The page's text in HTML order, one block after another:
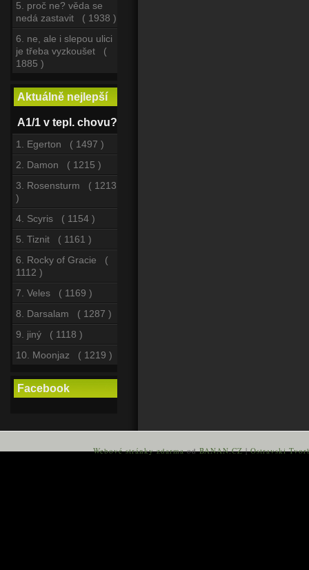
5. proč ne? věda se
nedá zastavit ( 1938 )
6. ne, ale i slepou ulici
je třeba vyzkoušet (
1885 )
Aktuálně nejlepší
A1/1 v tepl. chovu?
1. Egerton ( 1497 )
2. Damon ( 1215 )
3. Rosensturm ( 1213
)
4. Scyris ( 1154 )
5. Tiznit ( 1161 )
6. Rocky of Gracie (
1112 )
7. Veles ( 1169 )
8. Darsalam ( 1287 )
9. jiný ( 1118 )
10. Moonjaz ( 1219 )
Facebook
Webové stránky zdarmaodBANAN.CZ|Ostravski